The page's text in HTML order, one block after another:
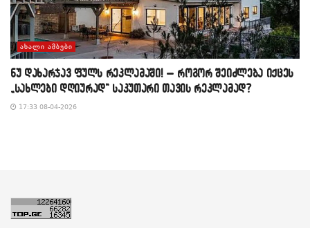
ᲐᲮᲐᲚᲘ ᲐᲛᲑᲔᲑᲘ
​ნუ დახარჯავ ფულს რეკლამაში! – როგორ შეიძლება იქცეს
„სახლები დღიურად“ საკუთარი თავის რეკლამად?
17:33 08-04-2026